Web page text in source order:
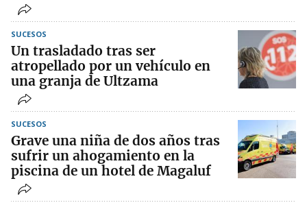
SUCESOS
Un trasladado tras ser
atropellado por un vehículo en
una granja de Ultzama
SUCESOS
Grave una niña de dos años tras
sufrir un ahogamiento en la
piscina de un hotel de Magaluf